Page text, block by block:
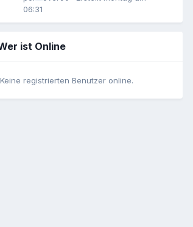
06:31
ist Online
Keine registrierten Benutzer online.